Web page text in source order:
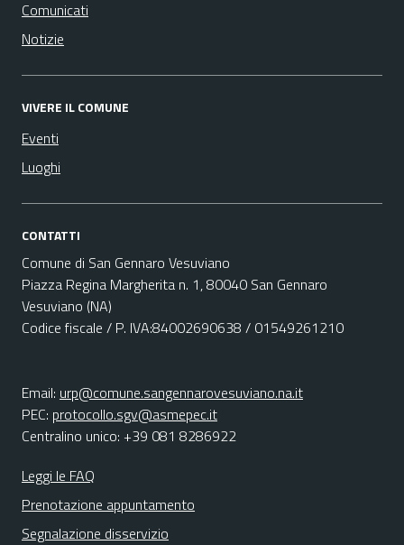
Comunicati
Notizie
VIVERE IL COMUNE
Eventi
Luoghi
CONTATTI
Comune di San Gennaro Vesuviano
Piazza Regina Margherita n. 1, 80040 San Gennaro
Vesuviano (NA)
Codice fiscale / P. IVA:84002690638 / 01549261210
Email: urp@comune.sangennarovesuviano.na.it
PEC: protocollo.sgv@asmepec.it
Centralino unico: +39 081 8286922
Leggi le FAQ
Prenotazione appuntamento
Segnalazione disservizio